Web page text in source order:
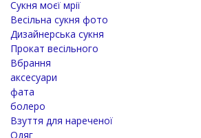
Сукня моєї мрії
Весільна сукня фото
Дизайнерська сукня
Прокат весільного
Вбрання
аксесуари
фата
болеро
Взуття для нареченої
Одяг